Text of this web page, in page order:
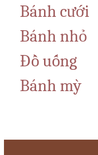
Bánh cưới
Bánh nhỏ
Đồ uống
Bánh mỳ